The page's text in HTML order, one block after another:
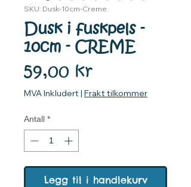
SKU: Dusk-10cm-Creme
Dusk i fuskpels -
10cm - CREME
59,00 krPris
MVA Inkludert | Frakt tilkommer
Antall *
Legg til i handlekurv